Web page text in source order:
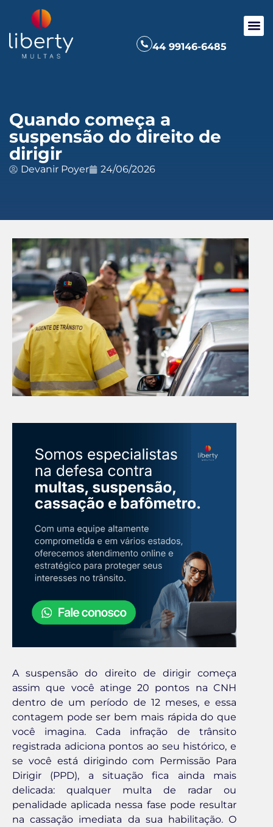
44 99146-6485
Quando começa a
suspensão do direito de
dirigir
Devanir Poyer 24/06/2026
A suspensão do direito de dirigir começa
assim que você atinge 20 pontos na CNH
dentro de um período de 12 meses, e essa
contagem pode ser bem mais rápida do que
você imagina. Cada infração de trânsito
registrada adiciona pontos ao seu histórico, e
se você está dirigindo com Permissão Para
Dirigir (PPD), a situação fica ainda mais
delicada: qualquer multa de radar ou
penalidade aplicada nessa fase pode resultar
na cassação imediata da sua habilitação. O